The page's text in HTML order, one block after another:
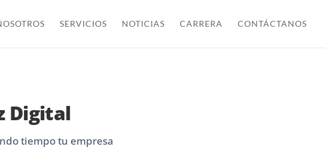
SERVICIOS NOTICIAS CARRERA CONTÁCTANOS
Digital
tiempo tu empresa